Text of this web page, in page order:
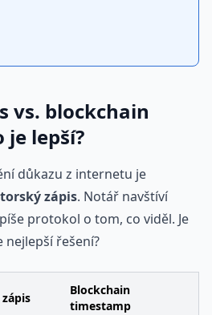
vs. blockchain
je lepší?
důkazu z internetu je
zápis. Notář navštíví
protokol o tom, co viděl. Je
nejlepší řešení?
Blockchain
timestamp